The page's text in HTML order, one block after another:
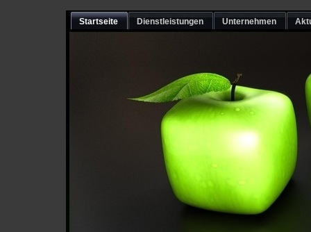
Startseite Dienstleistungen Unternehmen